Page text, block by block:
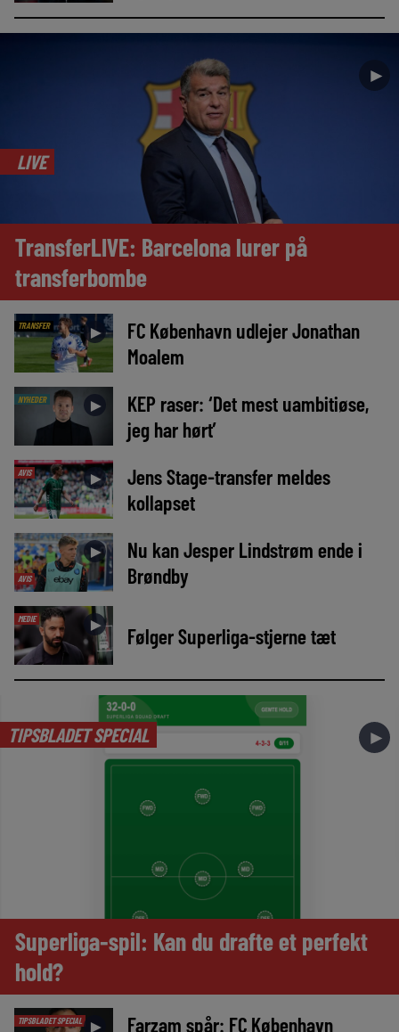
►
LIVE
TransferLIVE: Barcelona lurer på
transferbombe
TRANSFER ►
FC København udlejer Jonathan
Moalem
NYHEDER ►
KEP raser: ‘Det mest uambitiøse,
jeg har hørt’
AVIS ►
Jens Stage-transfer meldes
kollapset
AVIS
►
Nu kan Jesper Lindstrøm ende i
Brøndby
MEDIE ► Følger Superliga-stjerne tæt
TIPSBLADET SPECIAL ►
Superliga-spil: Kan du drafte et perfekt
hold?
TIPSBLADET SPECIAL ► Farzam spår: FC København